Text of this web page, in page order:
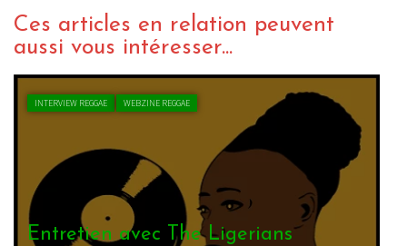
Ces articles en relation peuvent
aussi vous intéresser...
INTERVIEW REGGAE WEBZINE REGGAE
Entretien avec The Ligerians